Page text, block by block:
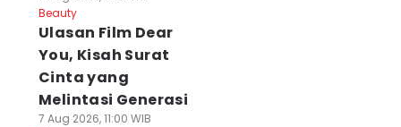
Beauty
Ulasan Film Dear
You, Kisah Surat
Cinta yang
Melintasi Generasi
7 Aug 2026, 11:00 WIB